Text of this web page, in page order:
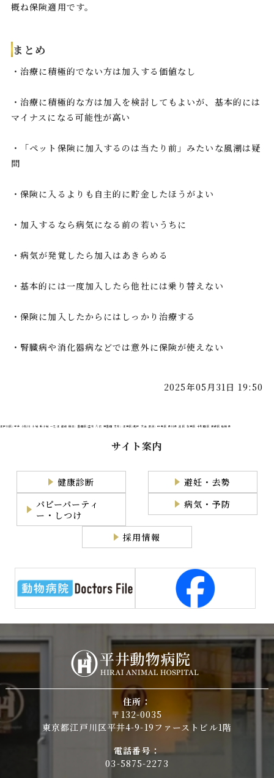
概ね保険適用です。
まとめ
・治療に積極的でない方は加入する価値なし
・治療に積極的な方は加入を検討してもよいが、基本的には
マイナスになる可能性が高い
・「ペット保険に加入するのは当たり前」みたいな風潮は疑
問
・保険に入るよりも自主的に貯金したほうがよい
・加入するなら病気になる前の若いうちに
・病気が発覚したら加入はあきらめる
・基本的には一度加入したら他社には乗り替えない
・保険に加入したからにはしっかり治療する
・腎臓病や消化器病などでは意外に保険が使えない
2025年05月31日 19:50
江戸川区(平井 小松川 小岩 新小岩 一之江 篠崎 瑞江) 墨田区(立花 八広 東墨田 文花) 江東区(亀戸 大島 豊洲) 中央区 市川市 港区 台東区 千代田区 葛飾区 船橋市
サイト案内
健康診断
避妊・去勢
パピーパーティ
ー・しつけ
病気・予防
採用情報
住所：
〒132-0035
東京都江戸川区平井4-9-19ファーストビル1階
電話番号：
03-5875-2273